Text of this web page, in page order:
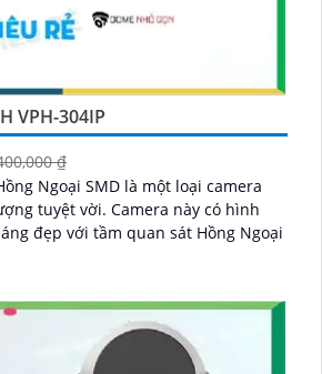
VPH-304IP
₫
Ngoại SMD là một loại camera
Camera này có hình
đẹp với tầm quan sát Hồng Ngoại